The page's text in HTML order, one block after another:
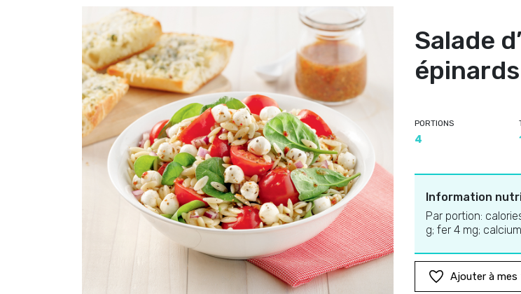
Salade
épinards
PORTIONS
4
Information
Par portion:
g; fer 4 mg;
Ajouter à mes